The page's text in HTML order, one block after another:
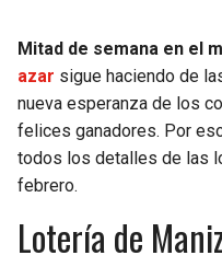
Mitad de semana en el
azar sigue haciendo de
nueva esperanza de los
felices ganadores. Por
todos los detalles de las
febrero.
Lotería de